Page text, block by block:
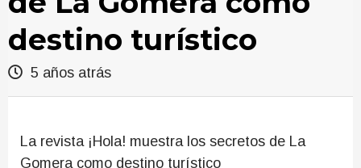
destino turístico
5 años atrás
La revista ¡Hola! muestra los secretos de La
Gomera como destino turístico